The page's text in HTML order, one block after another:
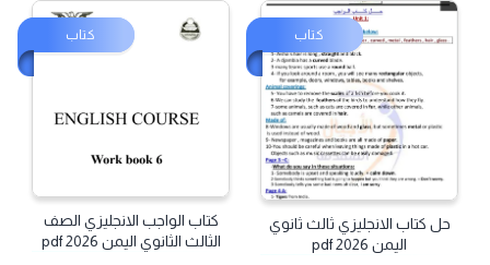
كتاب
حل كتاب الانجليزي ثالث ثانوي
اليمن 2026 pdf
كتاب
كتاب الواجب الانجليزي الصف
الثالث الثانوي اليمن pdf 2026